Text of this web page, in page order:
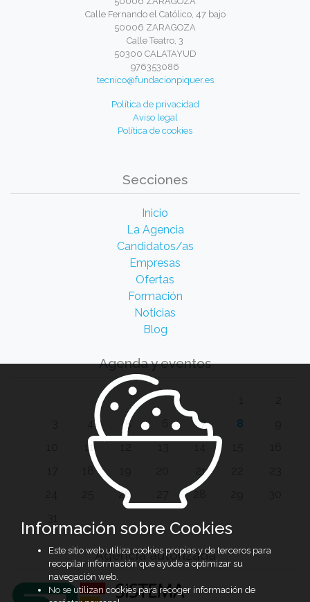
Calle Fernando el Católico, 47 bajo
50006 ZARAGOZA
Calle Teatro, 3
50300 CALATAYUD
976353086
tecnico@fundacionpiquer.es
Política de privacidad
Aviso legal
Política de cookies
Secciones
Inicio
La Agencia
Candidatos/as
Empresas
Ofertas
Formación
Noticias
Blog
Agenda y eventos
5 7 8
11
21
26 28
Agencia autorizada
Información sobre Cookies
Este sitio web utiliza cookies propias y de terceros para
recopilar información que ayude a optimizar su
navegación web.
No se utilizan cookies para recoger información de